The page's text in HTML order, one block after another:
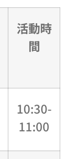
活動時
間
10:30-
11:00